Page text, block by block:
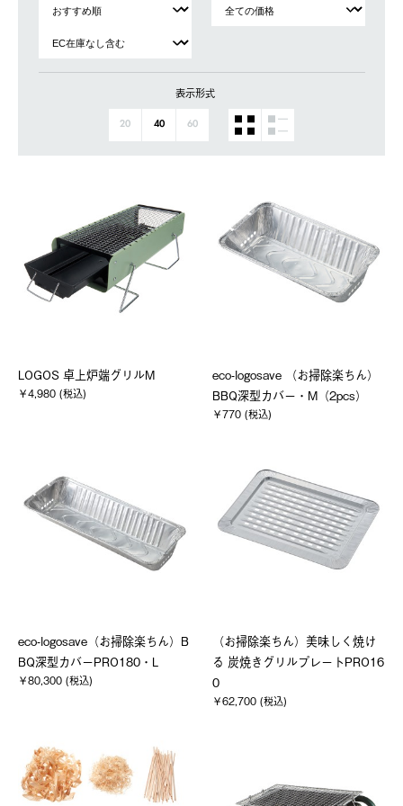
表示形式
20 40 60
LOGOS 卓上炉端グリルM
￥4,980 (税込)
eco-logosave （お掃除楽ちん）
BBQ深型カバー・M（2pcs）
￥770 (税込)
eco-logosave（お掃除楽ちん）B
BQ深型カバーPRO180・L
￥80,300 (税込)
（お掃除楽ちん）美味しく焼け
る 炭焼きグリルプレートPRO16
0
￥62,700 (税込)